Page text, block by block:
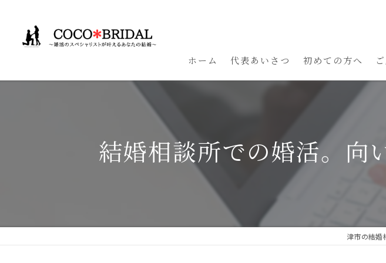
ホーム 代表あいさつ 初めての方へ
結婚相談所の選び方
年中無休LINE相談
ご成婚までの流れ
結婚相談所での婚活。向
津市の結婚